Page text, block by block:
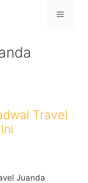
Menu
Travel
Juanda